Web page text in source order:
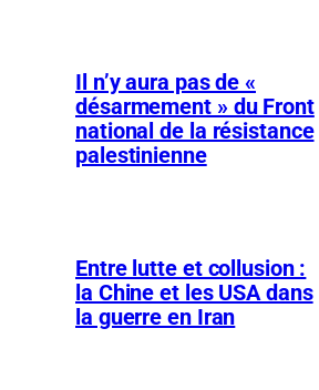
Il n’y aura pas de «
désarmement » du Front
national de la résistance
palestinienne
Entre lutte et collusion :
la Chine et les USA dans
la guerre en Iran